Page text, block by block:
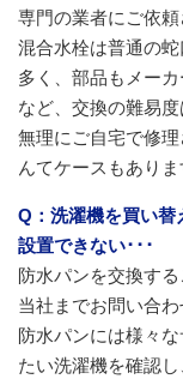
専門の業者にご依頼
混合水栓は普通の
多く、部品もメー
など、交換の難易度
無理にご自宅で修
んてケースもあり
Q：洗濯機を買い替
設置できない･･･
防水パンを交換す
当社までお問い合わ
防水パンには様々
たい洗濯機を確認